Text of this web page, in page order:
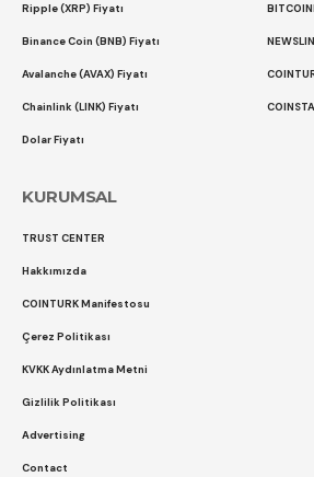
Ripple (XRP) Fiyatı
Binance Coin (BNB) Fiyatı
Avalanche (AVAX) Fiyatı
Chainlink (LINK) Fiyatı
Dolar Fiyatı
KURUMSAL
TRUST CENTER
Hakkımızda
COINTURK Manifestosu
Çerez Politikası
KVKK Aydınlatma Metni
Gizlilik Politikası
Advertising
Contact